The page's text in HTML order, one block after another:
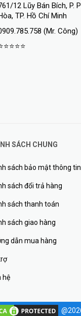
12 Lũy Bán Bích, P.
TP. Hồ Chí Minh
(Mr. Công)
SÁCH CHUNG
sách bảo mật thông tin
sách đổi trả hàng
sách thanh toán
sách giao hàng
dẫn mua hàng
hệ